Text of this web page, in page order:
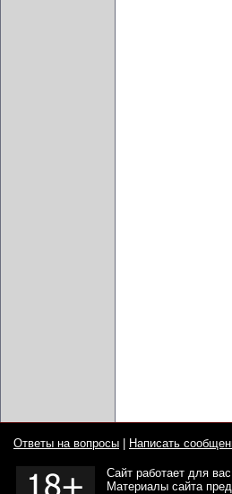
Ответы на вопросы Написать
Сайт работает для
Материалы сайта